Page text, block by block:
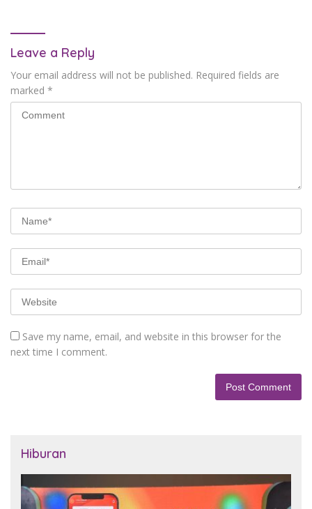
Leave a Reply
Your email address will not be published. Required fields are
marked *
Save my name, email, and website in this browser for the
next time I comment.
Hiburan